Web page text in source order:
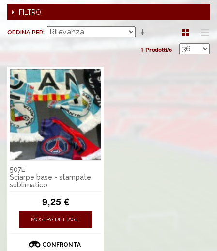
FILTRO
ORDINA PER
1 Prodotti/o
507E
Sciarpe base - stampate
sublimatico
9,25 €
MOSTRA DETTAGLI
CONFRONTA